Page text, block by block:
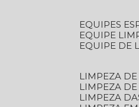
EQUIPES
EQUIPE
EQUIPE DE
LIMPEZA
LIMPEZA
LIMPEZA